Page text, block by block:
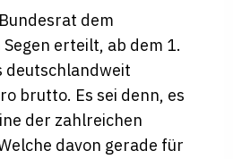
dem
erteilt, ab dem 1.
deutschlandweit
brutto. Es sei denn, es
der zahlreichen
davon gerade für